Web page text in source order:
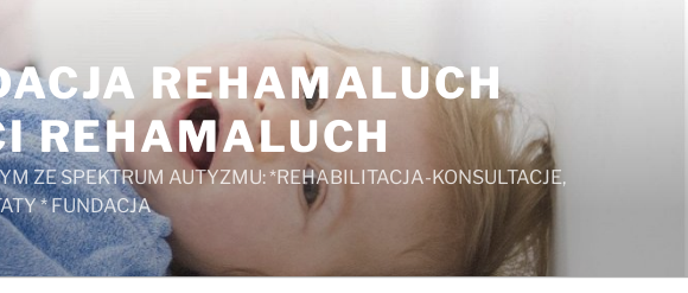
REHAMALUCH
REHAMALUCH
ZE SPEKTRUM AUTYZMU: *REHABILITACJA-KONSULTACJE,
* FUNDACJA